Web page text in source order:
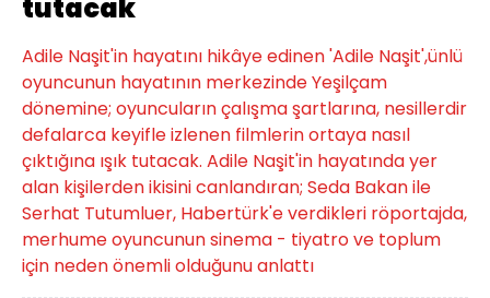
tutacak
Adile Naşit'in hayatını hikâye edinen 'Adile Naşit',ünlü
oyuncunun hayatının merkezinde Yeşilçam
dönemine; oyuncuların çalışma şartlarına, nesillerdir
defalarca keyifle izlenen filmlerin ortaya nasıl
çıktığına ışık tutacak. Adile Naşit'in hayatında yer
alan kişilerden ikisini canlandıran; Seda Bakan ile
Serhat Tutumluer, Habertürk'e verdikleri röportajda,
merhume oyuncunun sinema - tiyatro ve toplum
için neden önemli olduğunu anlattı